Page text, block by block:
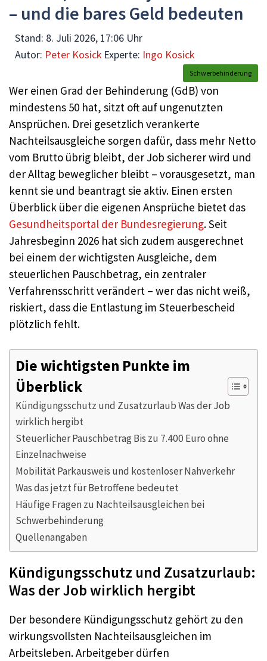
– und die bares Geld bedeuten
Stand: 8. Juli 2026, 17:06 Uhr
Autor: Peter Kosick Experte: Ingo Kosick
Schwerbehinderung
Wer einen Grad der Behinderung (GdB) von
mindestens 50 hat, sitzt oft auf ungenutzten
Ansprüchen. Drei gesetzlich verankerte
Nachteilsausgleiche sorgen dafür, dass mehr Netto
vom Brutto übrig bleibt, der Job sicherer wird und
der Alltag beweglicher bleibt – vorausgesetzt, man
kennt sie und beantragt sie aktiv. Einen ersten
Überblick über die eigenen Ansprüche bietet das
Gesundheitsportal der Bundesregierung. Seit
Jahresbeginn 2026 hat sich zudem ausgerechnet
bei einem der wichtigsten Ausgleiche, dem
steuerlichen Pauschbetrag, ein zentraler
Verfahrensschritt verändert – wer das nicht weiß,
riskiert, dass die Entlastung im Steuerbescheid
plötzlich fehlt.
Die wichtigsten Punkte im
Überblick
Kündigungsschutz und Zusatzurlaub Was der Job
wirklich hergibt
Steuerlicher Pauschbetrag Bis zu 7.400 Euro ohne
Einzelnachweise
Mobilität Parkausweis und kostenloser Nahverkehr
Was das jetzt für Betroffene bedeutet
Häufige Fragen zu Nachteilsausgleichen bei
Schwerbehinderung
Quellenangaben
Kündigungsschutz und Zusatzurlaub:
Was der Job wirklich hergibt
Der besondere Kündigungsschutz gehört zu den
wirkungsvollsten Nachteilsausgleichen im
Arbeitsleben. Arbeitgeber dürfen